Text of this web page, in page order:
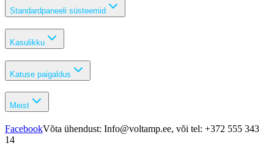
Standardpaneeli süsteemid
Kasulikku
Katuse paigaldus
Meist
FacebookVõta ühendust: Info@voltamp.ee, või tel: +372 555 343
14